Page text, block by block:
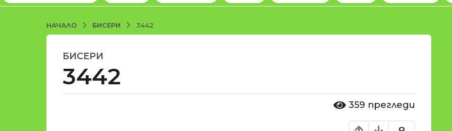
НАЧАЛО БИСЕРИ 3442
1
8
г
БИСЕРИ
3442
359 прегледи